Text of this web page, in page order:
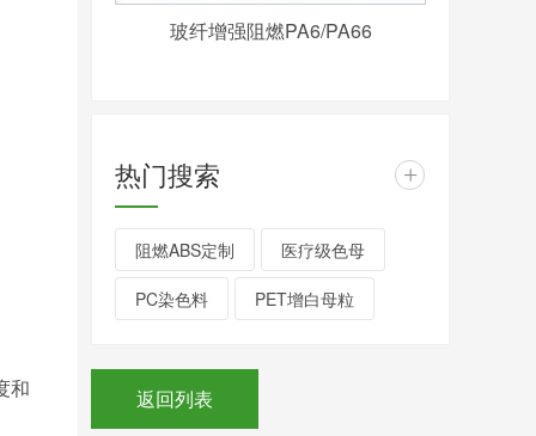
和
玻纤增强阻燃PA6/PA66
热门搜索 +
阻燃ABS定制 医疗级色母
PC染色料 PET增白母粒
返回列表